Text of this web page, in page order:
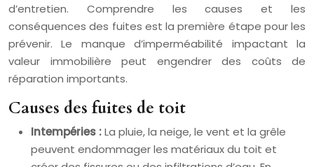
d’entretien. Comprendre les causes et les
conséquences des fuites est la première étape pour les
prévenir. Le manque d’imperméabilité impactant la
valeur immobilière peut engendrer des coûts de
réparation importants.
Causes des fuites de toit
Intempéries :La pluie, la neige, le vent et la grêle
peuvent endommager les matériaux du toit et